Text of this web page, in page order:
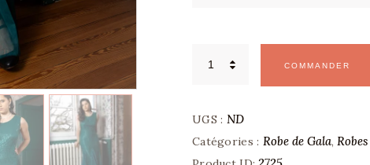
Robe
Pailletée
Col
Rond
et
Tulle
COMMANDER
UGS : ND
Catégories : Robe de Gala,